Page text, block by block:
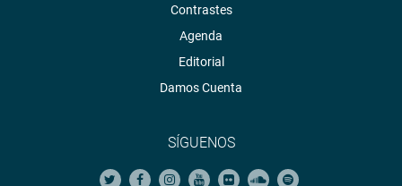
Contrastes
Agenda
Editorial
Damos Cuenta
SÍGUENOS